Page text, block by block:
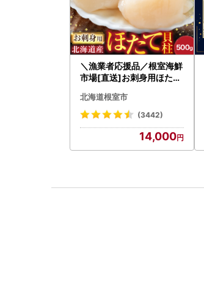
＼漁業者応援品／根室海鮮
市場[直送]お刺身用ほたて
北海道根室市
(3442)
14,000